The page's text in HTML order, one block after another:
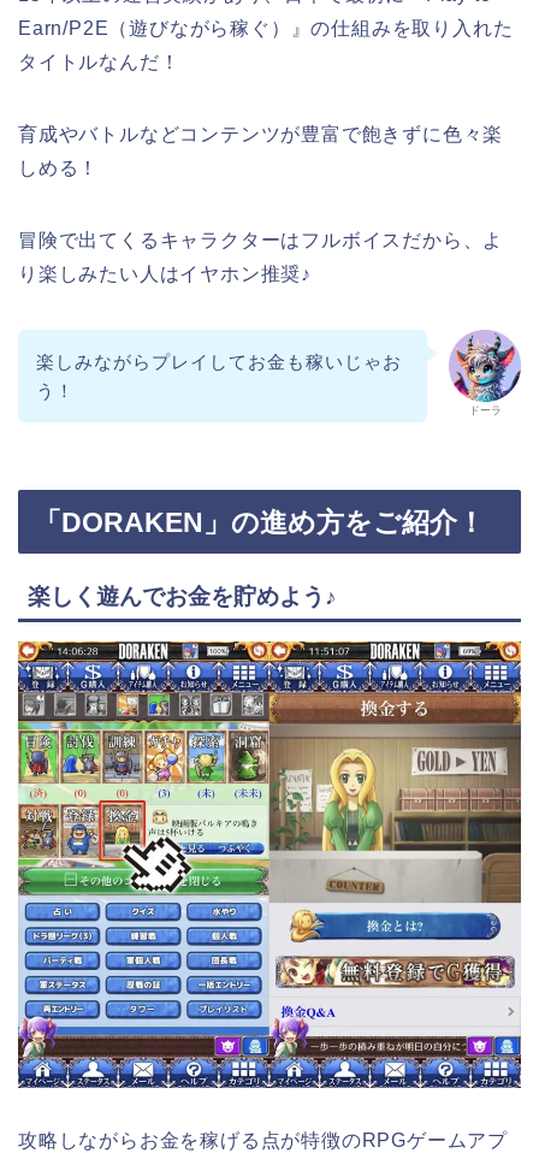
Earn/P2E（遊びながら稼ぐ）』の仕組みを取り入れた
タイトルなんだ！
育成やバトルなどコンテンツが豊富で飽きずに色々楽
しめる！
冒険で出てくるキャラクターはフルボイスだから、よ
り楽しみたい人はイヤホン推奨♪
ドーラ
楽しみながらプレイしてお金も稼いじゃお
う！
「DORAKEN」の進め方をご紹介！
楽しく遊んでお金を貯めよう♪
攻略しながらお金を稼げる点が特徴のRPGゲームアプ